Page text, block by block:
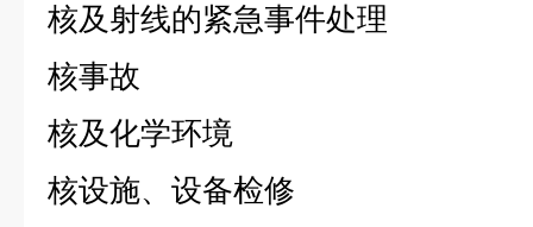
核及射线的紧急事件处理
核事故
核及化学环境
核设施、设备检修